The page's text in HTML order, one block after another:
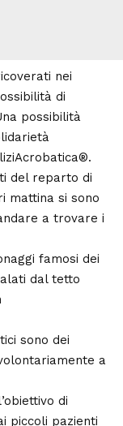
nei
di
possibilità
®.
del reparto di
mattina si sono
a trovare i
famosi dei
dal tetto
sono dei
a
di
piccoli pazienti